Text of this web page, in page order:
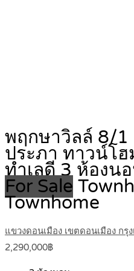
พฤกษาวิลล์ 8/1
ประภา ทาวน์โ
ทำเลดี 3 ห้องน
For Sale
Townhome
แขวงดอนเมือง เขตดอนเมือง กรุ
2,290,000฿